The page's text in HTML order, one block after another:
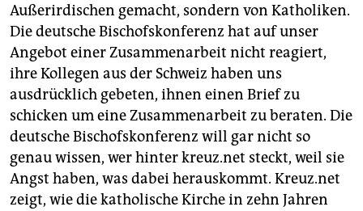
Außerirdischen gemacht, sondern von Katholiken.
Die deutsche Bischofskonferenz hat auf unser
Angebot einer Zusammenarbeit nicht reagiert,
ihre Kollegen aus der Schweiz haben uns
ausdrücklich gebeten, ihnen einen Brief zu
schicken um eine Zusammenarbeit zu beraten. Die
deutsche Bischofskonferenz will gar nicht so
genau wissen, wer hinter kreuz.net steckt, weil sie
Angst haben, was dabei herauskommt. Kreuz.net
zeigt, wie die katholische Kirche in zehn Jahren